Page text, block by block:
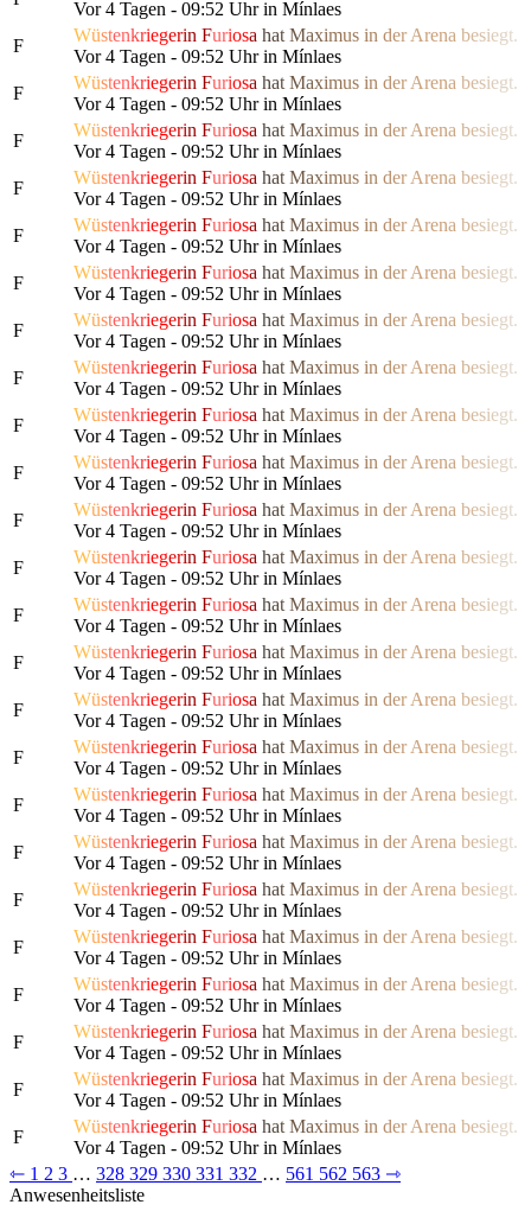
Vor 4 Tagen - 09:52 Uhr in Mínlaes
F
Wüstenkriegerin Furiosa hat Maximus in derArena besiegt.
Vor 4 Tagen - 09:52 Uhr in Mínlaes
F
Wüstenkriegerin Furiosa hat Maximus in derArena besiegt.
Vor 4 Tagen - 09:52 Uhr in Mínlaes
F
Wüstenkriegerin Furiosa hat Maximus in derArena besiegt.
Vor 4 Tagen - 09:52 Uhr in Mínlaes
F
Wüstenkriegerin Furiosa hat Maximus in derArena besiegt.
Vor 4 Tagen - 09:52 Uhr in Mínlaes
F
Wüstenkriegerin Furiosa hat Maximus in derArena besiegt.
Vor 4 Tagen - 09:52 Uhr in Mínlaes
F
Wüstenkriegerin Furiosa hat Maximus in derArena besiegt.
Vor 4 Tagen - 09:52 Uhr in Mínlaes
F
Wüstenkriegerin Furiosa hat Maximus in derArena besiegt.
Vor 4 Tagen - 09:52 Uhr in Mínlaes
F
Wüstenkriegerin Furiosa hat Maximus in derArena besiegt.
Vor 4 Tagen - 09:52 Uhr in Mínlaes
F
Wüstenkriegerin Furiosa hat Maximus in derArena besiegt.
Vor 4 Tagen - 09:52 Uhr in Mínlaes
F
Wüstenkriegerin Furiosa hat Maximus in derArena besiegt.
Vor 4 Tagen - 09:52 Uhr in Mínlaes
F
Wüstenkriegerin Furiosa hat Maximus in derArena besiegt.
Vor 4 Tagen - 09:52 Uhr in Mínlaes
F
Wüstenkriegerin Furiosa hat Maximus in derArena besiegt.
Vor 4 Tagen - 09:52 Uhr in Mínlaes
F
Wüstenkriegerin Furiosa hat Maximus in derArena besiegt.
Vor 4 Tagen - 09:52 Uhr in Mínlaes
F
Wüstenkriegerin Furiosa hat Maximus in derArena besiegt.
Vor 4 Tagen - 09:52 Uhr in Mínlaes
F
Wüstenkriegerin Furiosa hat Maximus in derArena besiegt.
Vor 4 Tagen - 09:52 Uhr in Mínlaes
F
Wüstenkriegerin Furiosa hat Maximus in derArena besiegt.
Vor 4 Tagen - 09:52 Uhr in Mínlaes
F
Wüstenkriegerin Furiosa hat Maximus in derArena besiegt.
Vor 4 Tagen - 09:52 Uhr in Mínlaes
F
Wüstenkriegerin Furiosa hat Maximus in derArena besiegt.
Vor 4 Tagen - 09:52 Uhr in Mínlaes
F
Wüstenkriegerin Furiosa hat Maximus in derArena besiegt.
Vor 4 Tagen - 09:52 Uhr in Mínlaes
F
Wüstenkriegerin Furiosa hat Maximus in derArena besiegt.
Vor 4 Tagen - 09:52 Uhr in Mínlaes
F
Wüstenkriegerin Furiosa hat Maximus in derArena besiegt.
Vor 4 Tagen - 09:52 Uhr in Mínlaes
F
Wüstenkriegerin Furiosa hat Maximus in derArena besiegt.
Vor 4 Tagen - 09:52 Uhr in Mínlaes
F
Wüstenkriegerin Furiosa hat Maximus in derArena besiegt.
Vor 4 Tagen - 09:52 Uhr in Mínlaes
F
Wüstenkriegerin Furiosa hat Maximus in derArena besiegt.
Vor 4 Tagen - 09:52 Uhr in Mínlaes
⇽ 1 2 3 … 328 329 330 331 332 … 561 562 563 ⇾
Anwesenheitsliste